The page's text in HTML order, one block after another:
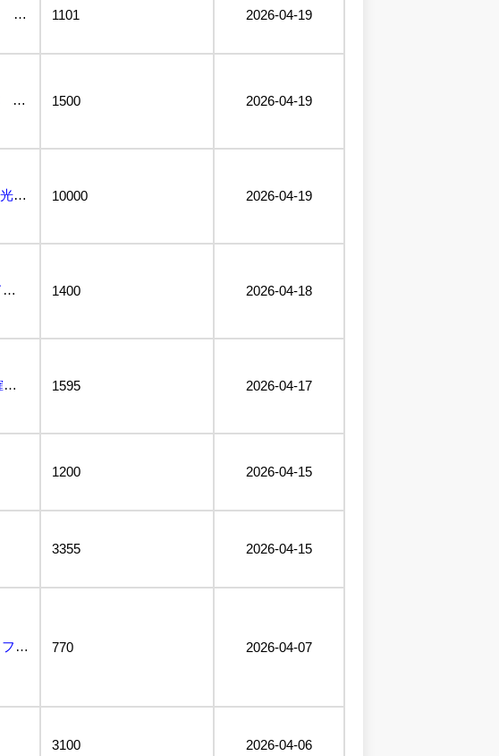
ドラゴンクエスト 4 導かれし者たち 任天堂 FC ファミコン 箱説有り 接点洗浄済 SAKA8... 1101 2026-04-19
ドラゴンクエスト４【箱・説明書付き・動作確認済】４本まで同梱可 FC ファミコン... 1500 2026-04-19
【超極美品】ファミコン ドラゴンクエストⅣ 導かれし者たち FC 箱感色味光沢超良好 傷スレ極小... 10000 2026-04-19
FC ファミコンカセット ドラゴンクエストIV 導かれし者たち 箱説明書付 ドラクエ4... 1400 2026-04-18
FC ファミコン ドラゴンクエストⅣ 導かれし者たち ソフト 箱説付 起動確認済... 1595 2026-04-17
1200 2026-04-15
3355 2026-04-15
a6e206/山 ドラゴンクエストⅣ 導かれし者たち ファミコン ファミコンソフト FC エニック... 770 2026-04-07
3100 2026-04-06